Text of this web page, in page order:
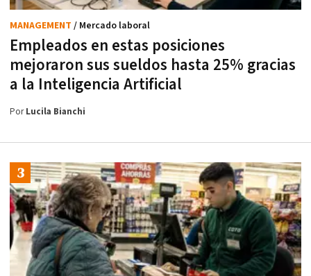
Empleados en estas posiciones
mejoraron sus sueldos hasta 25% gracias
a la Inteligencia Artificial
MANAGEMENT / Mercado laboral
PorLucila Bianchi